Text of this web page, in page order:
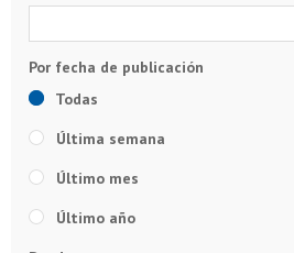
Todas
Última semana
Último mes
Último año